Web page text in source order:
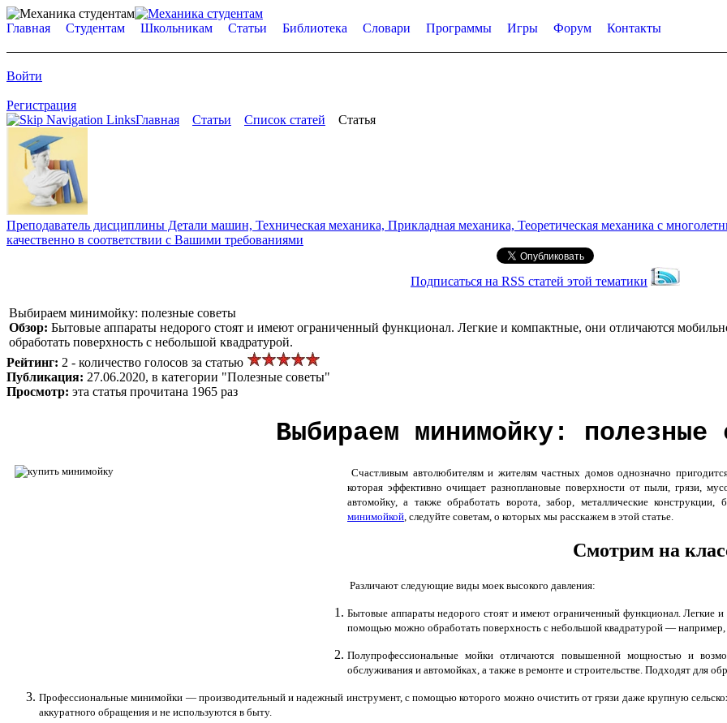
Главная Студентам Школьникам Статьи Библиотека Словари Программы Игры Форум Контакты
Войти
Регистрация
Главная
Статьи Список статей Статья
Преподаватель дисциплины Детали машин, Техническая механика, Прикладная механика, Теоретическая механика с
качественно в соответствии с Вашими требованиями
Подписаться на RSS статей этой тематики
Выбираем минимойку: полезные советы
Обзор: Бытовые аппараты недорого стоят и имеют ограниченный функционал. Легкие и компактные, они отличаются
обработать поверхность с небольшой квадратурой.
Рейтинг: 2 - количество голосов за статью
Публикация: 27.06.2020, в категории "Полезные советы"
Просмотр: эта статья прочитана 1965 раз
Выбираем минимойку: полезные
Счастливым автолюбителям и жителям частных домов однозначно
которая эффективно очищает разноплановые поверхности от пыли, грязи,
автомойку, а также обработать ворота, забор, металлические
минимойкой, следуйте советам, о которых мы расскажем в этой статье.
Смотрим на
Различают следующие виды моек высокого давления:
Бытовые аппараты недорого стоят и имеют ограниченный функционал. Легкие
помощью можно обработать поверхность с небольшой квадратурой — например,
Полупрофессиональные мойки отличаются повышенной мощностью и
обслуживания и автомойках, а также в ремонте и строительстве. Подходят для
Профессиональные минимойки — производительный и надежный инструмент, с помощью которого можно очистить от грязи даже крупную
аккуратного обращения и не используются в быту.